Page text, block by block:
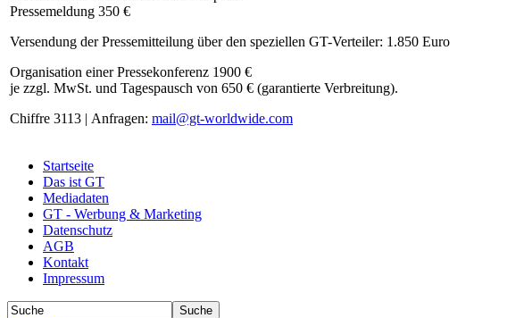
Pressemeldung 350 €
Versendung der Pressemitteilung über den speziellen GT-Verteiler: 1.850 Euro
Organisation einer Pressekonferenz 1900 €
je zzgl. MwSt. und Tagespausch von 650 € (garantierte Verbreitung).
Chiffre 3113 | Anfragen: mail@gt-worldwide.com
Startseite
Das ist GT
Mediadaten
GT - Werbung & Marketing
Datenschutz
AGB
Kontakt
Impressum